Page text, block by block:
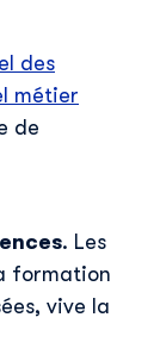
du
Vous
des
métier
de
. Les
formation
vive la